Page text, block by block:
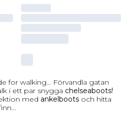
for walking… Förvandla gatan
i ett par snygga chelseaboots!
med ankelboots och hitta
...